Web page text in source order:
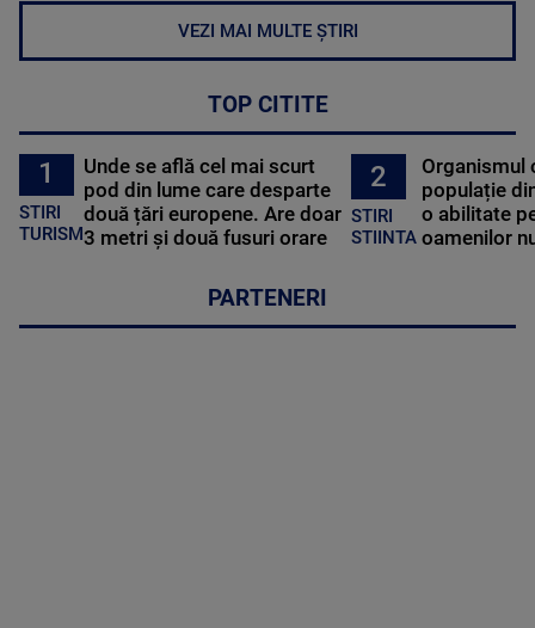
VEZI MAI MULTE ȘTIRI
TOP CITITE
1
STIRI
TURISM
Unde se află cel mai scurt
pod din lume care desparte
două țări europene. Are doar
3 metri și două fusuri orare
2
STIRI
STIINTA
Organismul
populație
o abilitate
oamenilor
PARTENERI